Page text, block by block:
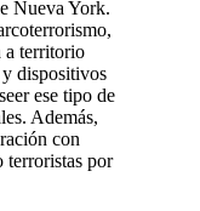
Nueva York.
a territorio
y dispositivos
ese tipo de
Además,
con
terroristas por